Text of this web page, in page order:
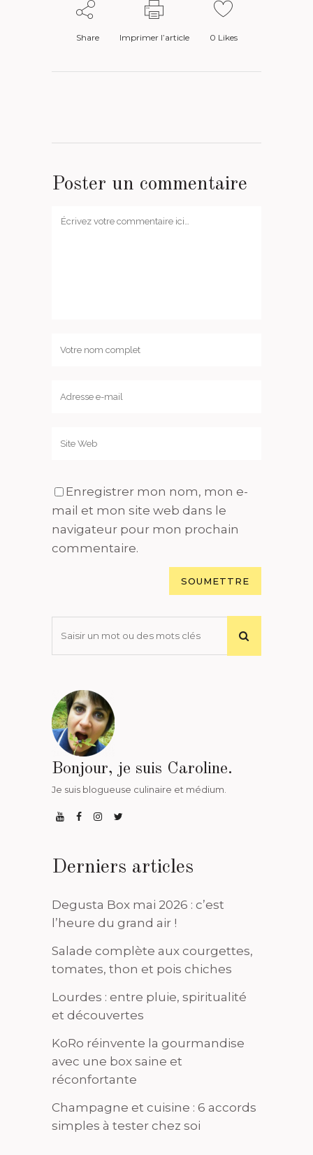
Share Imprimer l’article 0 Likes
Poster un commentaire
Enregistrer mon nom, mon e-
mail et mon site web dans le
navigateur pour mon prochain
commentaire.
Bonjour, je suis Caroline.
Je suis blogueuse culinaire et médium.
Derniers articles
Degusta Box mai 2026 : c’est
l’heure du grand air !
Salade complète aux courgettes,
tomates, thon et pois chiches
Lourdes : entre pluie, spiritualité
et découvertes
KoRo réinvente la gourmandise
avec une box saine et
réconfortante
Champagne et cuisine : 6 accords
simples à tester chez soi